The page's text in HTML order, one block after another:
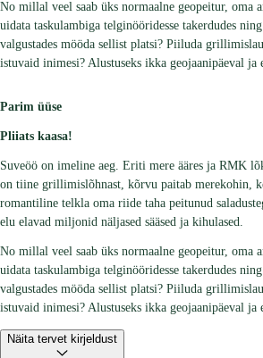
No millal veel saab üks normaalne geopeitur, oma
uidata taskulambiga telginööridesse takerdudes
valgustades mööda sellist platsi? Piiluda
istuvaid inimesi? Alustuseks ikka geojaanipäeval
Parim üüse
Pliiats kaasa!
Suveöö on imeline aeg. Eriti mere ääres ja RMK
on tiine grillimislõhnast, kõrvu paitab merekohin,
romantiline telkla oma riide taha peitunud
elu elavad miljonid näljased sääsed ja kihulased.
No millal veel saab üks normaalne geopeitur, oma
uidata taskulambiga telginööridesse takerdudes
valgustades mööda sellist platsi? Piiluda
istuvaid inimesi? Alustuseks ikka geojaanipäeval
Näita tervet kirjeldust